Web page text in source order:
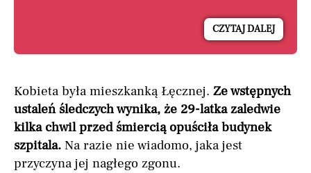
CZYTAJ DALEJ
Kobieta była mieszkanką Łęcznej. Ze wstępnych
ustaleń śledczych wynika, że 29-latka zaledwie
kilka chwil przed śmiercią opuściła budynek
szpitala. Na razie nie wiadomo, jaka jest
przyczyna jej nagłego zgonu.